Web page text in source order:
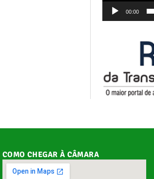
00:00
COMO CHEGAR À CÂMARA